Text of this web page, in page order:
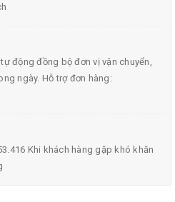
– 8 LED
– 12 LED
động đồng bộ đơn vị vận chuyển,
ngày. Hỗ trợ đơn hàng:
Khi khách hàng gặp khó khăn